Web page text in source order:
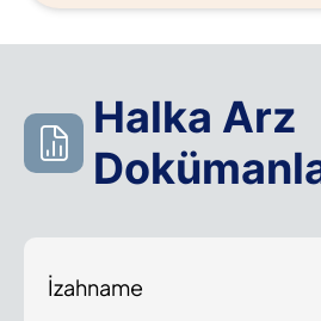
Halka Arz
İzahname